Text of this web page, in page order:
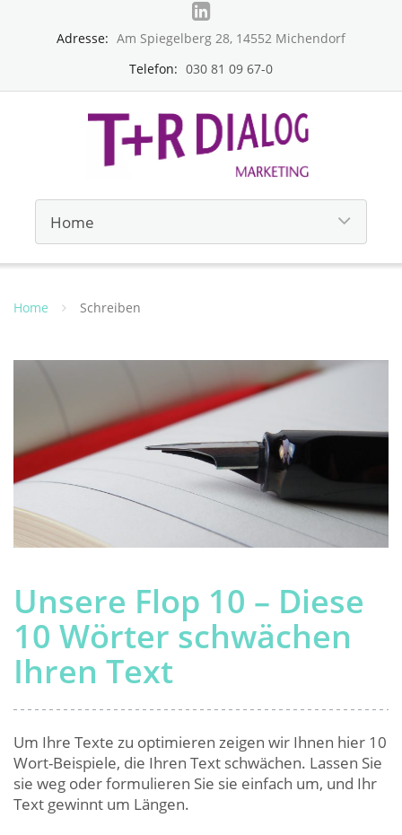
Adresse: Am Spiegelberg 28, 14552 Michendorf
Telefon: 030 81 09 67-0
Home Schreiben
Unsere Flop 10 – Diese
10 Wörter schwächen
Ihren Text
Um Ihre Texte zu optimieren zeigen wir Ihnen hier 10
Wort-Beispiele, die Ihren Text schwächen. Lassen Sie
sie weg oder formulieren Sie sie einfach um, und Ihr
Text gewinnt um Längen.